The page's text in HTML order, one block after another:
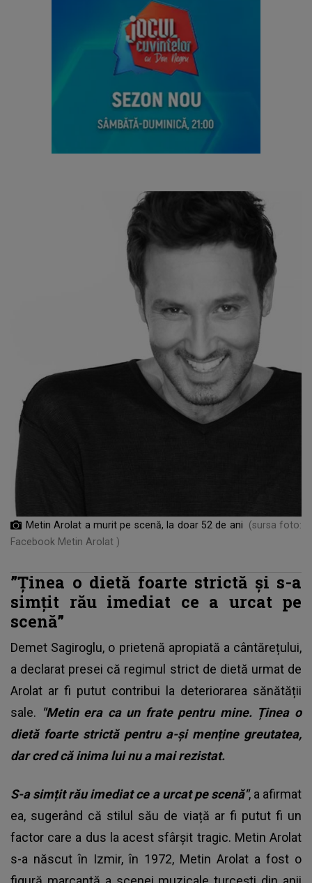
Metin Arolat a murit pe scenă, la doar 52 de ani
(sursa foto:
Facebook Metin Arolat )
”Ținea o dietă foarte strictă și s-a
simțit rău imediat ce a urcat pe
scenă”
Demet Sagiroglu, o prietenă apropiată a cântărețului,
a declarat presei că regimul strict de dietă urmat de
Arolat ar fi putut contribui la deteriorarea sănătății
sale. "Metin era ca un frate pentru mine. Ținea o
dietă foarte strictă pentru a-și menține greutatea,
dar cred că inima lui nu a mai rezistat.
S-a simțit rău imediat ce a urcat pe scenă", a afirmat
ea, sugerând că stilul său de viață ar fi putut fi un
factor care a dus la acest sfârșit tragic. Metin Arolat
s-a născut în Izmir, în 1972, Metin Arolat a fost o